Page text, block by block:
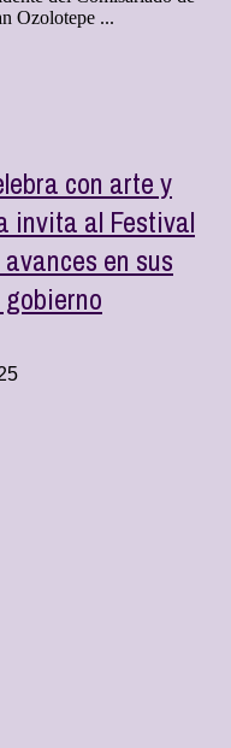
Ozolotepe ...
con arte y
invita al Festival
en sus